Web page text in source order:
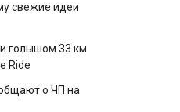
свежие идеи
голышом 33 км
Ride
о ЧП на